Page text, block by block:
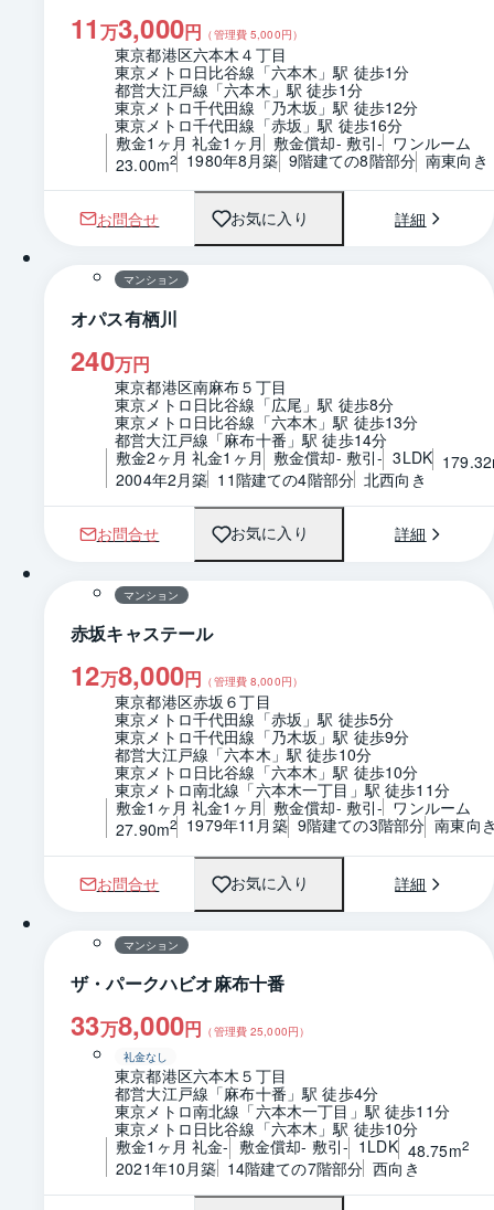
11 万3,000円 （管理費5,000円）
東京都港区六本木４丁目
東京メトロ日比谷線「六本木」駅 徒歩1分
都営大江戸線「六本木」駅 徒歩1分
東京メトロ千代田線「乃木坂」駅 徒歩12分
東京メトロ千代田線「赤坂」駅 徒歩16分
敷金1ヶ月 礼金1ヶ月 敷金償却- 敷引- ワンルーム
23.00m2 1980年8月築 9階建ての8階部分 南東向き
お問合せ お気に入り 詳細
1 / 0 間取り
マンション
オパス有栖川
240万円
東京都港区南麻布５丁目
東京メトロ日比谷線「広尾」駅 徒歩8分
東京メトロ日比谷線「六本木」駅 徒歩13分
都営大江戸線「麻布十番」駅 徒歩14分
敷金2ヶ月 礼金1ヶ月 敷金償却- 敷引- 3LDK
2004年2月築 11階建ての4階部分 北西向き
お問合せ お気に入り 詳細
1 / 0 間取り
マンション
赤坂キャステール
12万8,000円 （管理費8,000円）
東京都港区赤坂６丁目
東京メトロ千代田線「赤坂」駅 徒歩5分
東京メトロ千代田線「乃木坂」駅 徒歩9分
都営大江戸線「六本木」駅 徒歩10分
東京メトロ日比谷線「六本木」駅 徒歩10分
東京メトロ南北線「六本木一丁目」駅 徒歩11分
敷金1ヶ月 礼金1ヶ月 敷金償却- 敷引- ワンルーム
27.90m2 1979年11月築 9階建ての3階部分 南東向
お問合せ お気に入り 詳細
1 / 0 間取り
マンション
ザ・パークハビオ麻布十番
33万8,000円 （管理費25,000円）
礼金なし
東京都港区六本木５丁目
都営大江戸線「麻布十番」駅 徒歩4分
東京メトロ南北線「六本木一丁目」駅 徒歩11分
東京メトロ日比谷線「六本木」駅 徒歩10分
敷金1ヶ月 礼金- 敷金償却- 敷引- 1LDK 48.75m2
2021年10月築 14階建ての7階部分 西向き